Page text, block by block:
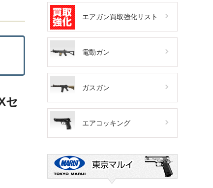
セ
エアガン買取強化リスト
電動ガン
ガスガン
エアコッキング